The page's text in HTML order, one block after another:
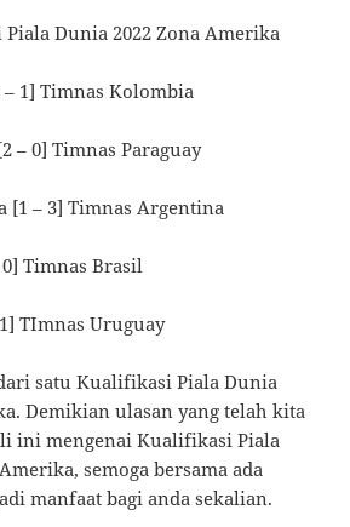
Dunia 2022 Zona Amerika
1] Timnas Kolombia
– 0] Timnas Paraguay
[1 – 3] Timnas Argentina
Timnas Brasil
TImnas Uruguay
satu Kualifikasi Piala Dunia
Demikian ulasan yang telah kita
ini mengenai Kualifikasi Piala
semoga bersama ada
manfaat bagi anda sekalian.